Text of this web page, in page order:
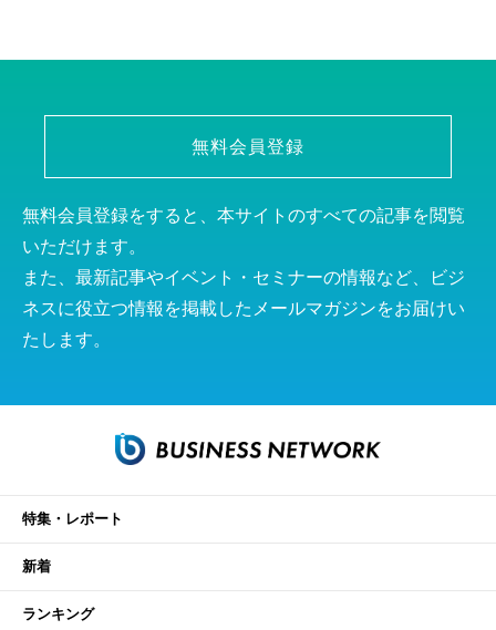
無料会員登録
無料会員登録をすると、本サイトのすべての記事を閲覧
いただけます。
また、最新記事やイベント・セミナーの情報など、ビジ
ネスに役立つ情報を掲載したメールマガジンをお届けい
たします。
特集・レポート
新着
ランキング